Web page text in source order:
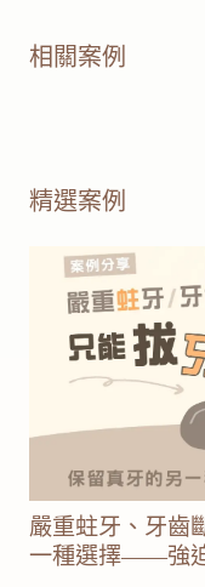
相關案例
精選案例
嚴重蛀牙、牙齒
一種選擇——強